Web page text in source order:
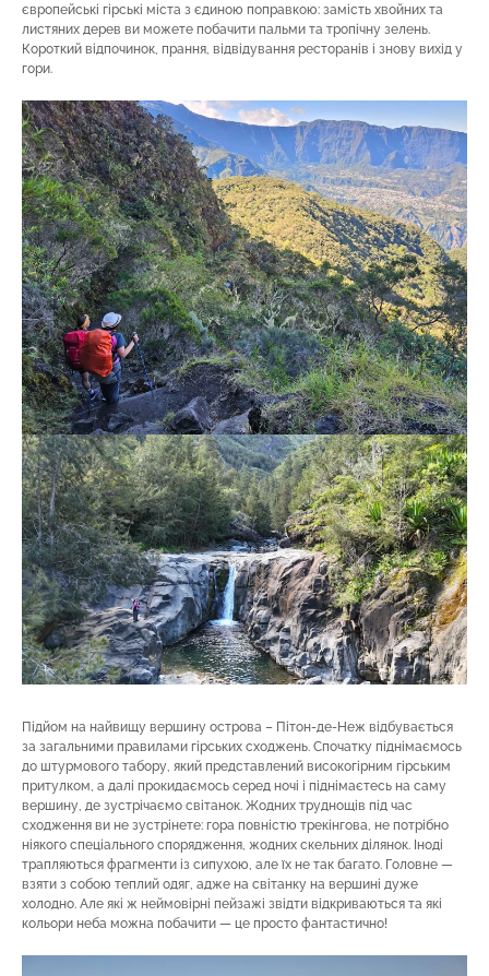
європейські гірські міста з єдиною поправкою: замість хвойних та
листяних дерев ви можете побачити пальми та тропічну зелень.
Короткий відпочинок, прання, відвідування ресторанів і знову вихід у
гори.
Підйом на найвищу вершину острова – Пітон-де-Неж відбувається
за загальними правилами гірських сходжень. Спочатку піднімаємось
до штурмового табору, який представлений високогірним гірським
притулком, а далі прокидаємось серед ночі і піднімаєтесь на саму
вершину, де зустрічаємо світанок. Жодних труднощів під час
сходження ви не зустрінете: гора повністю трекінгова, не потрібно
ніякого спеціального спорядження, жодних скельних ділянок. Іноді
трапляються фрагменти із сипухою, але їх не так багато. Головне —
взяти з собою теплий одяг, адже на світанку на вершині дуже
холодно. Але які ж неймовірні пейзажі звідти відкриваються та які
кольори неба можна побачити — це просто фантастично!